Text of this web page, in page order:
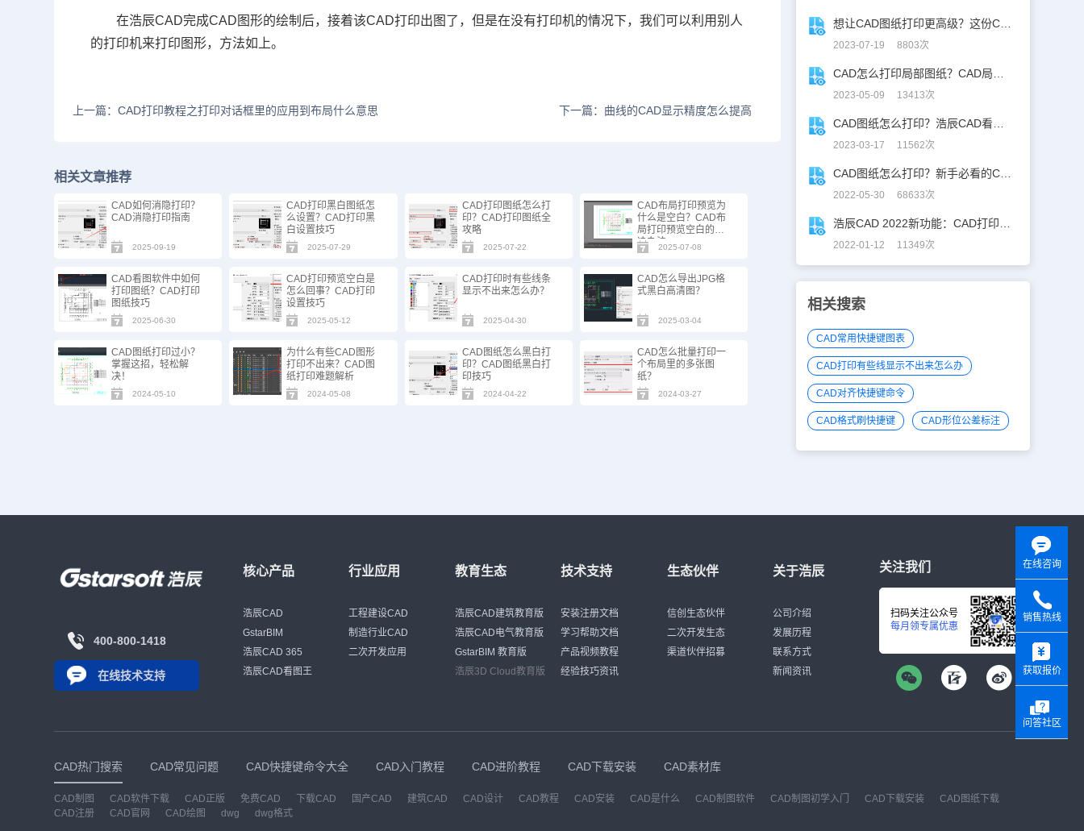
在浩辰CAD完成CAD 图形的绘制后，接着该CAD打印出图了，但是在没有打印机的情况下，我们可以利用别人
的打印机来打印图形，方法如上。
上一篇：CAD打印教程之打印对话框里的应用到布局什么意思 下一篇：曲线的CAD显示精度怎么提高
相关文章推荐
CAD如何消隐打印？
CAD消隐打印指南
2025-09-19
CAD打印黑白图纸怎
么设置？CAD打印黑
白设置技巧
2025-07-29
CAD打印图纸怎么打
印？CAD打印图纸全
攻略
2025-07-22
CAD布局打印预览为
什么是空白？CAD布
局打印预览空白的解
决办法2025-07-08
CAD看图软件中如何
打印图纸？CAD打印
图纸技巧
2025-06-30
CAD打印预览空白是
怎么回事？CAD打印
设置技巧
2025-05-12
CAD打印时有些线条
显示不出来怎么办？
2025-04-30
CAD怎么导出JPG格
式黑白高清图？
2025-03-04
CAD图纸打印过小？
掌握这招，轻松解
决！
2024-05-10
为什么有些CAD图形
打印不出来？CAD图
纸打印难题解析
2024-05-08
CAD图纸怎么黑白打
印？CAD图纸黑白打
印技巧
2024-04-22
CAD怎么批量打印一
个布局里的多张图
纸？
2024-03-27
2023-07-19 8803次
2023-05-09 13413次
2023-03-17 11562次
2022-05-30 68633次
2022-01-12 11349次
相关搜索
CAD常用快捷键图表
CAD打印有些线显示不出来怎么办
CAD对齐快捷键命令
CAD格式刷快捷键 CAD形位公差标注
400-800-1418
在线技术支持
核心产品
浩辰CAD
GstarBIM
浩辰CAD 365
浩辰CAD看图王
行业应用
工程建设CAD
制造行业CAD
二次开发应用
教育生态
浩辰CAD建筑教育版
浩辰CAD电气教育版
GstarBIM 教育版
浩辰3D Cloud教育版
技术支持
安装注册文档
学习帮助文档
产品视频教程
经验技巧资讯
生态伙伴
信创生态伙伴
二次开发生态
渠道伙伴招募
关于浩辰
公司介绍
发展历程
联系方式
新闻资讯
关注我们
扫码关注公众号
每月领专属优惠
CAD热门搜索 CAD常见问题 CAD快捷键命令大全 CAD入门教程 CAD进阶教程 CAD下载安装 CAD素材库
CAD制图 CAD软件下载 CAD正版 免费CAD 下载CAD 国产CAD 建筑CAD CAD设计 CAD教程 CAD安装 CAD是什么 CAD制图软件 CAD制图初学入门 CAD下载安装
CAD图纸下载
CAD注册
CAD官网 CAD绘图 dwg dwg格式
在线咨询
销售热线
获取报价
问答社区